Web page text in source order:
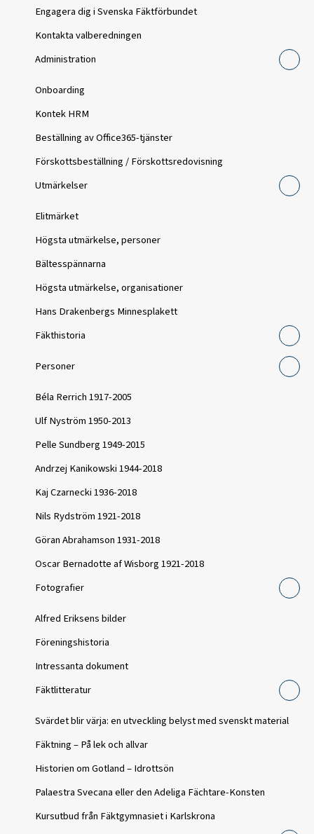
Engagera dig i Svenska Fäktförbundet
Kontakta valberedningen
Administration
Onboarding
Kontek HRM
Beställning av Office365-tjänster
Förskottsbeställning / Förskottsredovisning
Utmärkelser
Elitmärket
Högsta utmärkelse, personer
Bältesspännarna
Högsta utmärkelse, organisationer
Hans Drakenbergs Minnesplakett
Fäkthistoria
Personer
Béla Rerrich 1917-2005
Ulf Nyström 1950-2013
Pelle Sundberg 1949-2015
Andrzej Kanikowski 1944-2018
Kaj Czarnecki 1936-2018
Nils Rydström 1921-2018
Göran Abrahamson 1931-2018
Oscar Bernadotte af Wisborg 1921-2018
Fotografier
Alfred Eriksens bilder
Föreningshistoria
Intressanta dokument
Fäktlitteratur
Svärdet blir värja: en utveckling belyst med svenskt material
Fäktning – På lek och allvar
Historien om Gotland – Idrottsön
Palaestra Svecana eller den Adeliga Fächtare-Konsten
Kursutbud från Fäktgymnasiet i Karlskrona